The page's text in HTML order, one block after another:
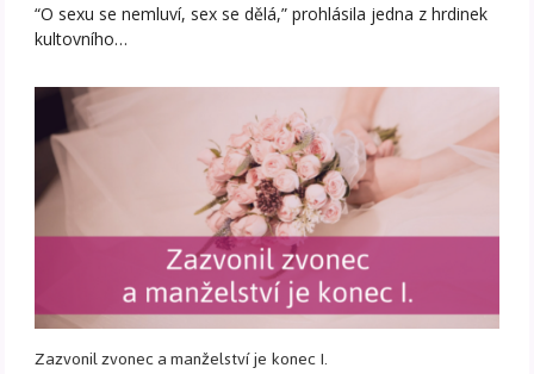
“O sexu se nemluví, sex se dělá,” prohlásila jedna z hrdinek
kultovního…
Zazvonil zvonec a manželství je konec I.